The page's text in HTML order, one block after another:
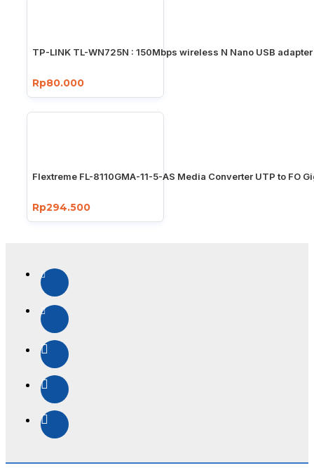
TP-LINK TL-WN725N : 150Mbps wireless N Nano USB adapter
Rp80.000
Flextreme FL-8110GMA-11-5-AS Media Converter UTP to FO
Rp294.500